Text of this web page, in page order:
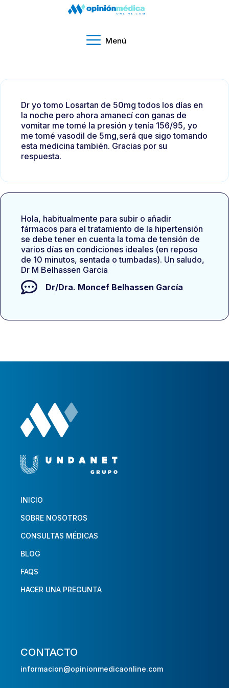
Menú
Dr yo tomo Losartan de 50mg todos los días en
la noche pero ahora amanecí con ganas de
vomitar me tomé la presión y tenía 156/95, yo
me tomé vasodil de 5mg,será que sigo tomando
esta medicina también. Gracias por su
respuesta.
Hola, habitualmente para subir o añadir
fármacos para el tratamiento de la hipertensión
se debe tener en cuenta la toma de tensión de
varios días en condiciones ideales (en reposo
de 10 minutos, sentada o tumbadas). Un saludo,
Dr M Belhassen Garcia
Dr/Dra. Moncef Belhassen García
INICIO
SOBRE NOSOTROS
CONSULTAS MÉDICAS
BLOG
FAQS
HACER UNA PREGUNTA
CONTACTO
informacion@opinionmedicaonline.com